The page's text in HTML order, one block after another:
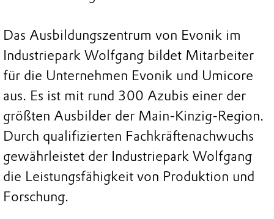
Das Ausbildungszentrum von Evonik im
Industriepark Wolfgang bildet Mitarbeiter
für die Unternehmen Evonik und Umicore
aus. Es ist mit rund 300 Azubis einer der
größten Ausbilder der Main-Kinzig-Region.
Durch qualifizierten Fachkräftenachwuchs
gewährleistet der Industriepark Wolfgang
die Leistungsfähigkeit von Produktion und
Forschung.